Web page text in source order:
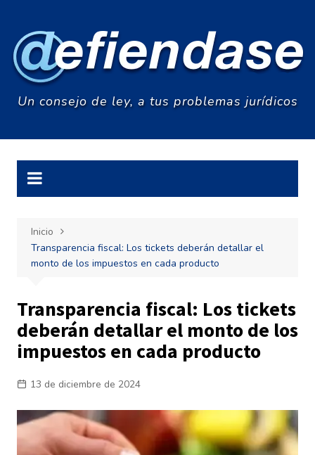
contenido
Un consejo de ley, a tus problemas jurídicos
Inicio
Transparencia fiscal: Los tickets deberán detallar el
monto de los impuestos en cada producto
Transparencia fiscal: Los tickets
deberán detallar el monto de los
impuestos en cada producto
13 de diciembre de 2024